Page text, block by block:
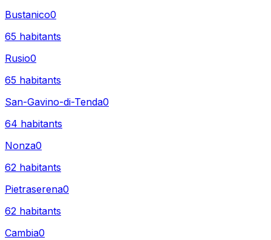
Bustanico0
65 habitants
Rusio0
65 habitants
San-Gavino-di-Tenda0
64 habitants
Nonza0
62 habitants
Pietraserena0
62 habitants
Cambia0